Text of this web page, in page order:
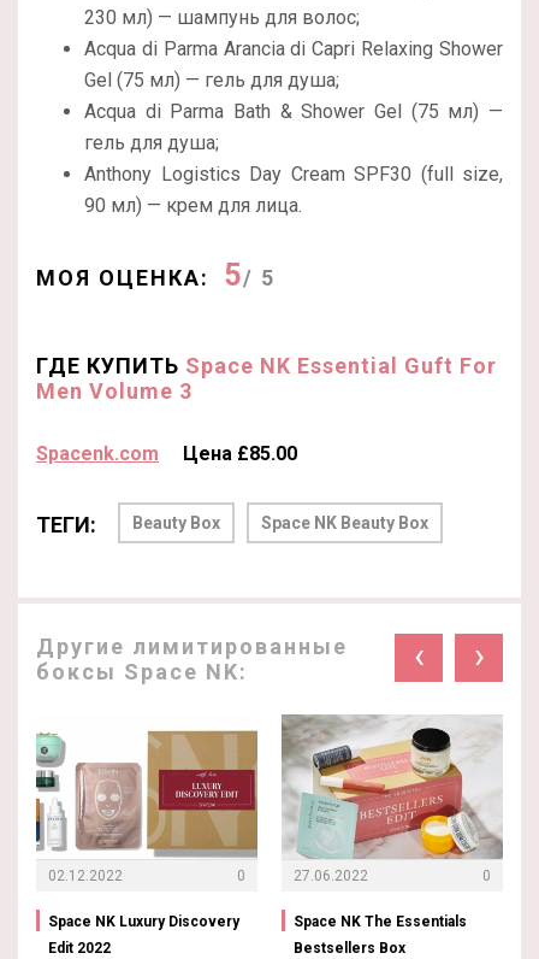
230 мл) — шампунь для волос;
Acqua di Parma Arancia di Capri Relaxing Shower
Gel (75 мл) — гель для душа;
Acqua di Parma Bath & Shower Gel (75 мл) —
гель для душа;
Anthony Logistics Day Cream SPF30 (full size,
90 мл) — крем для лица.
МОЯ ОЦЕНКА: 5/ 5
ГДЕ КУПИТЬ Space NK Essential Guft For
Men Volume 3
Spacenk.com Цена £85.00
ТЕГИ: Beauty Box Space NK Beauty Box
Другие лимитированные
боксы Space NK:
‹ ›
02.12.2022 0
Space NK Luxury Discovery
Edit 2022
27.06.2022 0
Space NK The Essentials
Bestsellers Box